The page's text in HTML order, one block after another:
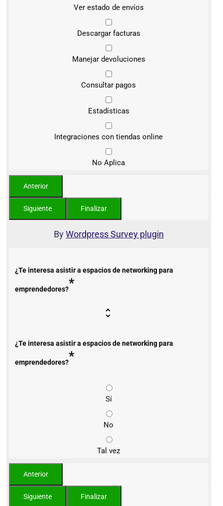
Ver estado de envíos
Descargar facturas
Manejar devoluciones
Consultar pagos
Estadísticas
Integraciones con tiendas online
No Aplica
ByWordpress Survey plugin
¿Te interesa asistir a espacios de networking para
emprendedores?*
¿Te interesa asistir a espacios de networking para
emprendedores?*
Sí
No
Tal vez